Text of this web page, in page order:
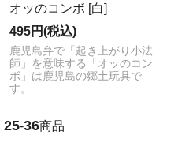
オッのコンボ [白]
495円(税込)
鹿児島弁で「起き上がり小法
師」を意味する「オッのコン
ボ」は鹿児島の郷土玩具で
す。
25-36商品